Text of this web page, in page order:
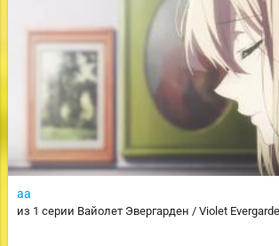
аа
из 1 серии Вайолет Эвергарден / Violet